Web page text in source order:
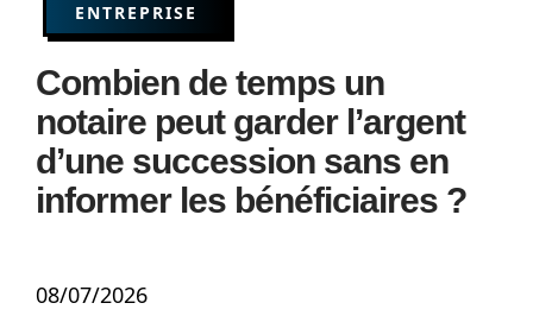
ENTREPRISE
Combien de temps un
notaire peut garder l’argent
d’une succession sans en
informer les bénéficiaires ?
08/07/2026